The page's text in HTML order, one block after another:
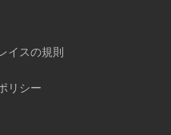
イスの規則
リシー